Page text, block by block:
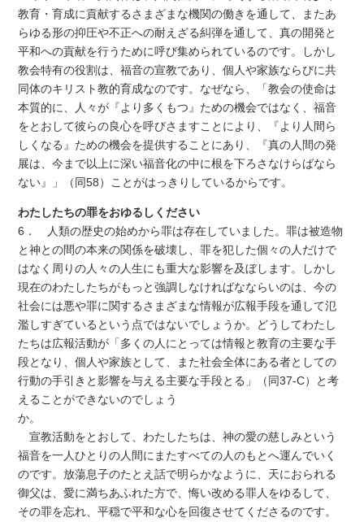
教育・育成に貢献するさまざまな機関の働きを通して、またあ
らゆる形の抑圧や不正への耐えざる糾弾を通して、真の開発と
平和への貢献を行うために呼び集められているのです。しかし
教会特有の役割は、福音の宣教であり、個人や家族ならびに共
同体のキリスト教的育成なのです。なぜなら、「教会の使命は
本質的に、人々が『より多くもつ』ための機会ではなく、福音
をとおして彼らの良心を呼びさますことにより、『より人間ら
しくなる』ための機会を提供することにあり、『真の人間の発
展は、今まで以上に深い福音化の中に根を下ろさなけらばなら
ない』」（同58）ことがはっきりしているからです。
わたしたちの罪をおゆるしください
6． 人類の歴史の始めから罪は存在していました。罪は被造物
と神との間の本来の関係を破壊し、罪を犯した個々の人だけで
はなく周りの人々の人生にも重大な影響を及ぼします。しかし
現在のわたしたちがもっと強調しなければなならいのは、今の
社会には悪や罪に関するさまざまな情報が広報手段を通して氾
濫しすぎているという点ではないでしょうか。どうしてわたし
たちは広報活動が「多くの人にとっては情報と教育の主要な手
段となり、個人や家族として、また社会全体にある者としての
行動の手引きと影響を与える主要な手段とる」（同37-C）と考
えることができないのでしょう
か。
宣教活動をとおして、わたしたちは、神の愛の慈しみという
福音を一人ひとりの人間にまたすべての人のもとへ運んでいく
のです。放蕩息子のたとえ話で明らかなように、天におられる
御父は、愛に満ちあふれた方で、悔い改める罪人をゆるして、
その罪を忘れ、平穏で平和な心を回復させてくださるのです。